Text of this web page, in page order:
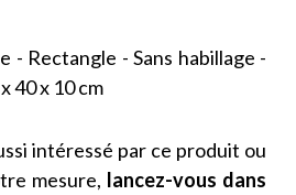
- Rectangle - Sans habillage -
40 x 10 cm
intéressé par ce produit ou
mesure, lancez-vous dans